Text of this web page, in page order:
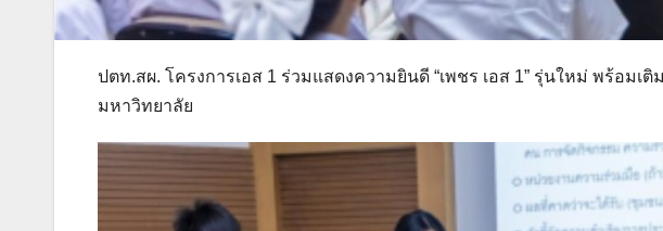
ปตท.สผ. โครงการเอส 1 ร่วมแสดงความยินดี “เพชร เอส 1” รุ่นใหม่ พร้อมเ
มหาวิทยาลัย